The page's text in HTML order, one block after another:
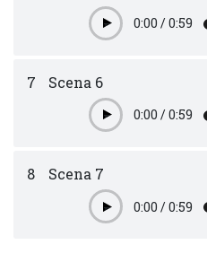
Play0:00 /0:59
7 Scena 6
Play0:00 /0:59
8 Scena 7
Play0:00 /0:59